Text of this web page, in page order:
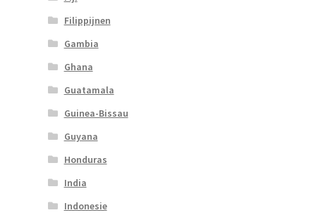
Filippijnen
Gambia
Ghana
Guatamala
Guinea-Bissau
Guyana
Honduras
India
Indonesie